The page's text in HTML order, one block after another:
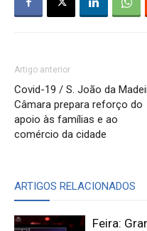
Artigo anterior
Covid-19 / S. João da
Câmara prepara reforço do
apoio às famílias e ao
comércio da cidade
ARTIGOS RELACIONADOS
Feira: